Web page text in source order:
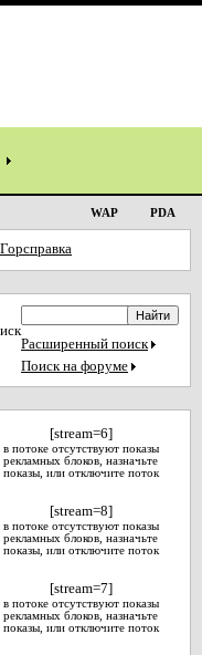
WAP PDA
Расширенный поиск
Поиск на форуме
[stream=6]
в потоке отсутствуют показы
рекламных блоков, назначьте
показы, или отключите поток
[stream=8]
в потоке отсутствуют показы
рекламных блоков, назначьте
показы, или отключите поток
[stream=7]
в потоке отсутствуют показы
рекламных блоков, назначьте
показы, или отключите поток